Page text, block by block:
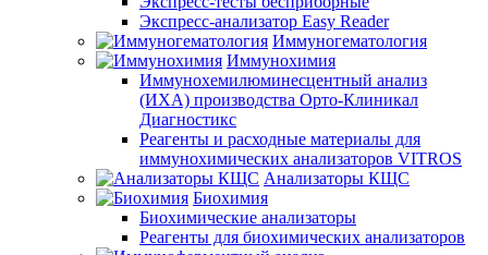
Экспресс-анализатор Easy Reader
Иммуногематология
Иммунохимия
Иммунохемилюминесцентный анализ
(ИХА) производства Орто-Клиникал
Диагностикс
Реагенты и расходные материалы для
иммунохимических анализаторов VITROS
Анализаторы КЩС
Биохимия
Биохимические анализаторы
Реагенты для биохимических анализаторов